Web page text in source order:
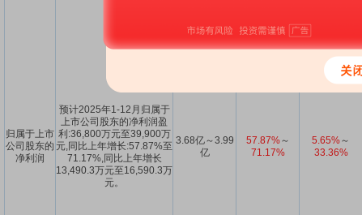
归属于上市
公司股东的
净利润
预计2025年1-12月归属于
上市公司股东的净利润盈
利:36,800万元至39,900万
元,同比上年增长:57.87%至
71.17%,同比上年增长
13,490.3万元至16,590.3万
元。
3.68亿～3.99
亿
57.87%～
71.17%
5.65%～
33.36%